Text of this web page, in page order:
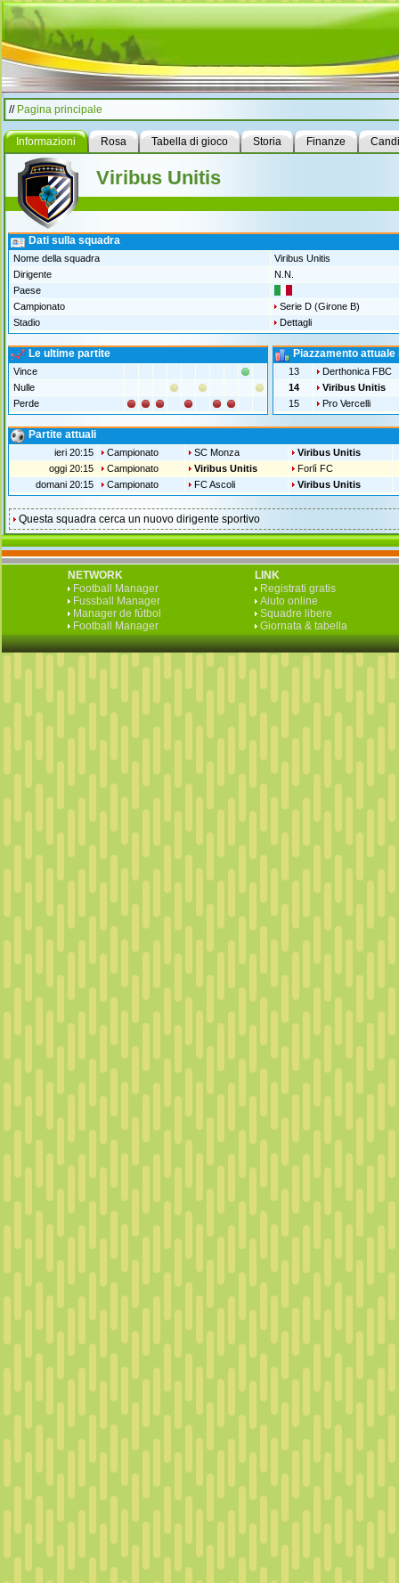
// Pagina principale
Informazioni Rosa Tabella di gioco Storia Finanze
Viribus Unitis
Dati sulla squadra
Nome della squadra
Viribus Unitis
Dirigente
N.N.
Paese
Campionato
Serie D (Girone B)
Stadio
Dettagli
Le ultime partite
Vince
Nulle
Perde
Piazzamento attuale
13
Derthonica FBC
14
Viribus Unitis
15
Pro Vercelli
Partite attuali
ieri 20:15 Campionato SC Monza
Viribus Unitis
oggi 20:15
Campionato Viribus Unitis
Forlì FC
domani 20:15
Campionato FC Ascoli Viribus Unitis
Questa squadra cerca un nuovo dirigente sportivo
NETWORK
Football Manager
Fussball Manager
Manager de fútbol
Football Manager
LINK
Registrati gratis
Aiuto online
Squadre libere
Giornata & tabella